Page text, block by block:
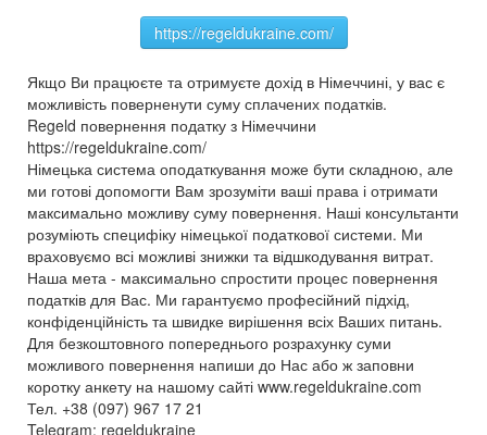
https://regeldukraine.com/
Якщо Ви працюєте та отримуєте дохід в Німеччині, у вас є
можливість поверненути суму сплачених податків.
Regeld повернення податку з Німеччини
https://regeldukraine.com/
Німецька система оподаткування може бути складною, але
ми готові допомогти Вам зрозуміти ваші права і отримати
максимально можливу суму повернення. Наші консультанти
розуміють специфіку німецької податкової системи. Ми
враховуємо всі можливі знижки та відшкодування витрат.
Наша мета - максимально спростити процес повернення
податків для Вас. Ми гарантуємо професійний підхід,
конфіденційність та швидке вирішення всіх Ваших питань.
Для безкоштовного попереднього розрахунку суми
можливого повернення напиши до Нас або ж заповни
коротку анкету на нашому сайті www.regeldukraine.com
Тел. +38 (097) 967 17 21
Telegram: regeldukraine